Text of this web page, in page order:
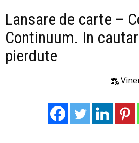
Lansare de carte –
Continuum. In
pierdute